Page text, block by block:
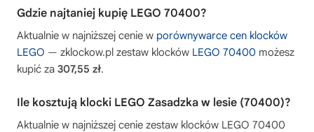
Gdzie najtaniej kupię LEGO 70400?
Aktualnie w najniższej cenie w porównywarce cen klocków
LEGO — zklockow.pl zestaw klocków LEGO 70400 możesz
kupić za 307,55 zł.
Ile kosztują klocki LEGO Zasadzka w lesie (70400)?
Aktualnie w najniższej cenie zestaw klocków LEGO 70400